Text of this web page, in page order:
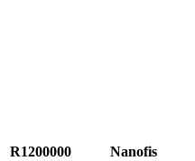
R1200000 Nanofis